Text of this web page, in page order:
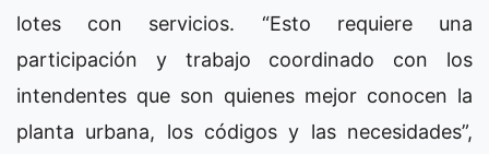
lotes con servicios. “Esto requiere una
participación y trabajo coordinado con los
intendentes que son quienes mejor conocen la
planta urbana, los códigos y las necesidades”,